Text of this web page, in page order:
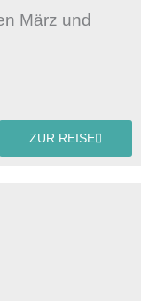
März und
ZUR REISE